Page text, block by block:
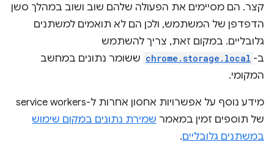
קצר. הם מסיימים את הפעולה שלהם שוב ושוב במהלך סשן
הדפדפן של המשתמש, ולכן הם לא תואמים למשתנים
גלובליים. במקום זאת, צריך להשתמש
ב- chrome.storage.local ששומר נתונים במחשב
המקומי.
מידע נוסף על אפשרויות אחסון אחרות ל-service workers
של תוספים זמין במאמר שמירת נתונים במקום שימוש
במשתנים גלובליים.